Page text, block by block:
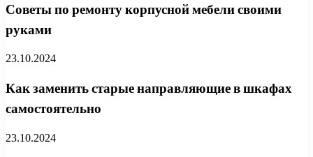
Советы по ремонту корпусной мебели своими
руками
23.10.2024
Как заменить старые направляющие в шкафах
самостоятельно
23.10.2024